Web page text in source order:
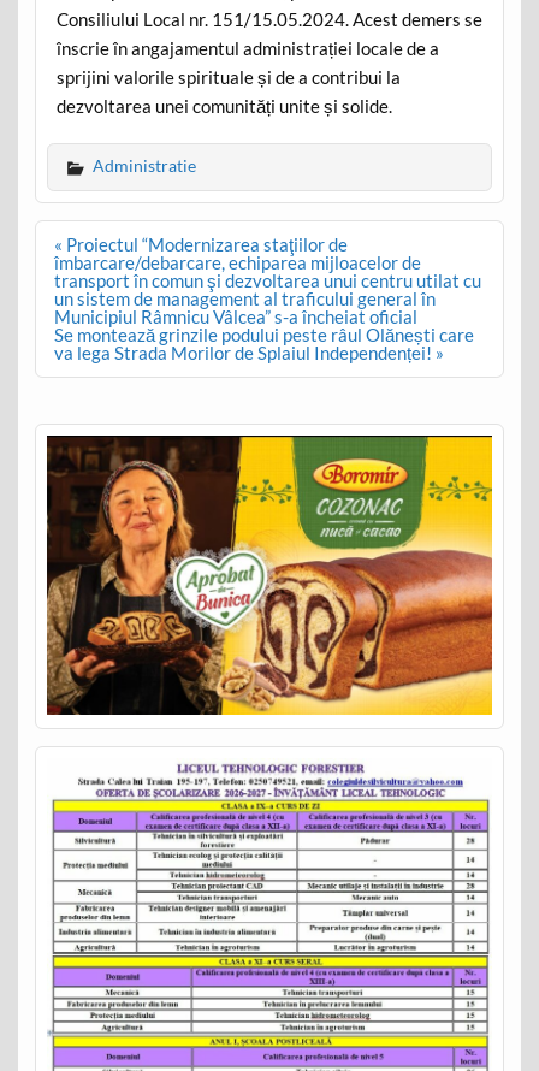
Consiliului Local nr. 151/15.05.2024. Acest demers se
înscrie în angajamentul administrației locale de a
sprijini valorile spirituale și de a contribui la
dezvoltarea unei comunități unite și solide.
Administratie
Post
navigation
« Proiectul “Modernizarea staţiilor de
îmbarcare/debarcare, echiparea mijloacelor de
transport în comun şi dezvoltarea unui centru utilat cu
un sistem de management al traficului general în
Municipiul Râmnicu Vâlcea” s-a încheiat oficial
Se montează grinzile podului peste râul Olănești care
va lega Strada Morilor de Splaiul Independenței! »